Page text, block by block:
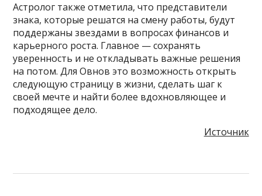
Астролог также отметила, что представители
знака, которые решатся на смену работы, будут
поддержаны звездами в вопросах финансов и
карьерного роста. Главное — сохранять
уверенность и не откладывать важные решения
на потом. Для Овнов это возможность открыть
следующую страницу в жизни, сделать шаг к
своей мечте и найти более вдохновляющее и
подходящее дело.
Источник